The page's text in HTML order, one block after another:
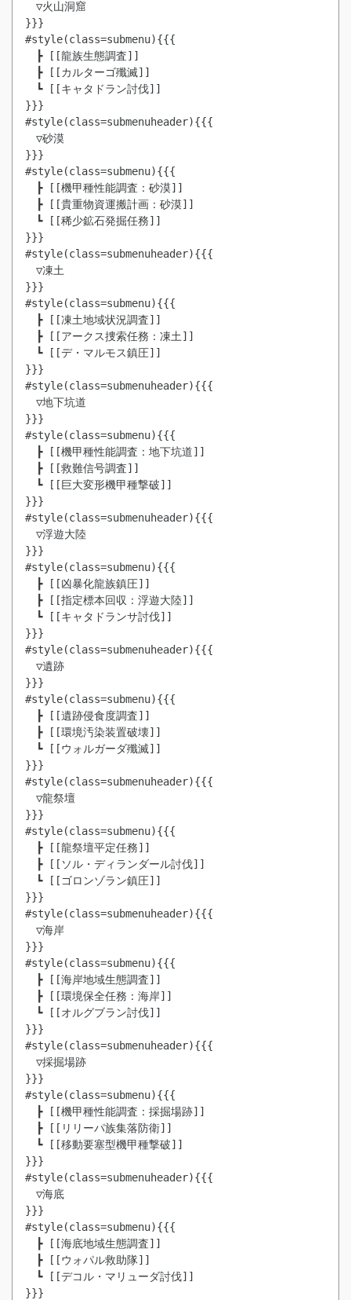
▽火山洞窟
}}}
#style(class=submenu){{{
┣ [[龍族生態調査]]
┣ [[カルターゴ殲滅]]
┗ [[キャタドラン討伐]]
}}}
#style(class=submenuheader){{{
▽砂漠
}}}
#style(class=submenu){{{
┣ [[機甲種性能調査：砂漠]]
┣ [[貴重物資運搬計画：砂漠]]
┗ [[稀少鉱石発掘任務]]
}}}
#style(class=submenuheader){{{
▽凍土
}}}
#style(class=submenu){{{
┣ [[凍土地域状況調査]]
┣ [[アークス捜索任務：凍土]]
┗ [[デ・マルモス鎮圧]]
}}}
#style(class=submenuheader){{{
▽地下坑道
}}}
#style(class=submenu){{{
┣ [[機甲種性能調査：地下坑道]]
┣ [[救難信号調査]]
┗ [[巨大変形機甲種撃破]]
}}}
#style(class=submenuheader){{{
▽浮遊大陸
}}}
#style(class=submenu){{{
┣ [[凶暴化龍族鎮圧]]
┣ [[指定標本回収：浮遊大陸]]
┗ [[キャタドランサ討伐]]
}}}
#style(class=submenuheader){{{
▽遺跡
}}}
#style(class=submenu){{{
┣ [[遺跡侵食度調査]]
┣ [[環境汚染装置破壊]]
┗ [[ウォルガーダ殲滅]]
}}}
#style(class=submenuheader){{{
▽龍祭壇
}}}
#style(class=submenu){{{
┣ [[龍祭壇平定任務]]
┣ [[ソル・ディランダール討伐]]
┗ [[ゴロンゾラン鎮圧]]
}}}
#style(class=submenuheader){{{
▽海岸
}}}
#style(class=submenu){{{
┣ [[海岸地域生態調査]]
┣ [[環境保全任務：海岸]]
┗ [[オルグブラン討伐]]
}}}
#style(class=submenuheader){{{
▽採掘場跡
}}}
#style(class=submenu){{{
┣ [[機甲種性能調査：採掘場跡]]
┣ [[リリーパ族集落防衛]]
┗ [[移動要塞型機甲種撃破]]
}}}
#style(class=submenuheader){{{
▽海底
}}}
#style(class=submenu){{{
┣ [[海底地域生態調査]]
┣ [[ウォパル救助隊]]
┗ [[デコル・マリューダ討伐]]
}}}